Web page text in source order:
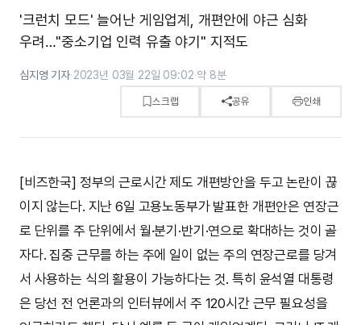
'크런치 모드' 늘어난 게임업계, 개편안에 야근 심화
우려…"중소기업 인력 유출 야기" 지적도
심지영 기자·2023년 03월 22일 09:02·약 8분
스크랩 공유 인쇄
[비즈한국] 정부의 근로시간 제도 개편방안을 두고 논란이 끊
이지 않는다. 지난 6일 고용노동부가 발표한 개편안은 연장근
로 단위를 주 단위에서 월·분기·반기·연으로 확대하는 것이 골
자다. 집중 근무를 하는 주에 일이 없는 주의 연장근로를 당겨
서 사용하는 식의 활용이 가능하다는 것. 특히 윤석열 대통령
은 당선 전 언론과의 인터뷰에서 주 120시간 근무 필요성을